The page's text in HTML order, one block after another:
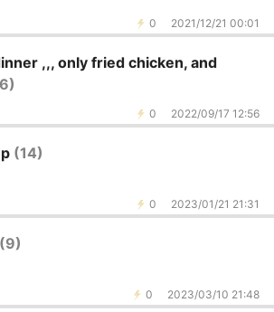
0 2021/12/21 00:01
,,, only fried chicken, and
0 2022/09/17 12:56
(14)
0 2023/01/21 21:31
(9)
0 2023/03/10 21:48